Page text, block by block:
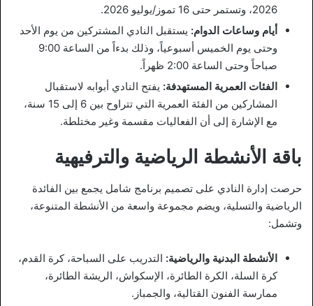
2026، وتستمر حتى 16 تموز/يوليو 2026.
أيام وساعات الدوام: يستقبل النادي المشتركين من يوم الأحد
وحتى يوم الخميس أسبوعياً، وذلك بدءاً من الساعة 9:00
صباحاً وحتى الساعة 2:00 ظهراً.
الفئات العمرية المستهدفة: يفتح النادي أبوابه لاستقبال
المشاركين من الفئة العمرية التي تتراوح بين 6 إلى 15 سنة،
مع الإشارة إلى أن الفعاليات مقسمة وغير مختلطة.
باقة الأنشطة الرياضية والترفيهية
حرصت إدارة النادي على تصميم برنامج شامل يجمع بين الفائدة
الرياضية والتسلية، ويضم مجموعة واسعة من الأنشطة المتنوعة،
وتشمل:
الأنشطة البدنية والرياضية: التدريب على السباحة، كرة القدم،
كرة السلة، الكرة الطائرة، الإسكواش، الريشة الطائرة،
ممارسة الفنون القتالية، والجمباز.